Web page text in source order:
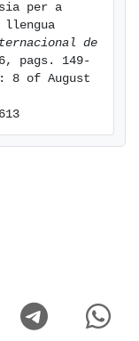
per a
de
pags. 149-
8 of August